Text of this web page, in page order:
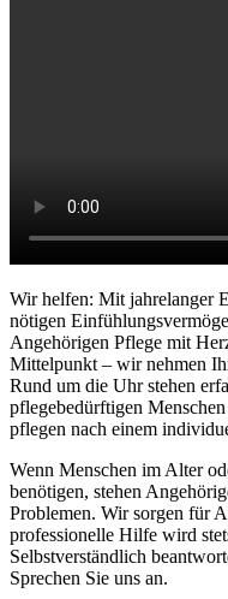
Wir helfen: Mit jahrelanger
nötigen
Angehörigen Pflege mit
Mittelpunkt – wir nehmen
Rund um die Uhr stehen
pflegebedürftigen
pflegen nach einem
Wenn Menschen im Alter
benötigen, stehen
Problemen. Wir sorgen für
professionelle Hilfe wird
Selbstverständlich
Sprechen Sie uns an.